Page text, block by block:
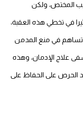
ولكن
في تخطي هذه العقبة،
في منع المدمن
الإدمان، وهذه
على الحفاظ على